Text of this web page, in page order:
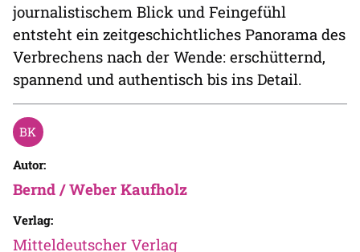
journalistischem Blick und Feingefühl
entsteht ein zeitgeschichtliches Panorama des
Verbrechens nach der Wende: erschütternd,
spannend und authentisch bis ins Detail.
Autor:
Bernd / Weber Kaufholz
Verlag:
Mitteldeutscher Verlag